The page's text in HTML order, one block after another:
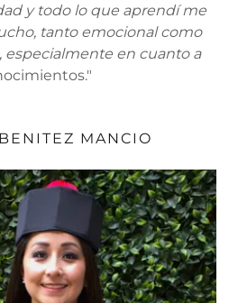
y todo lo que aprendí me
tanto emocional como
especialmente en cuanto a
MANCIO